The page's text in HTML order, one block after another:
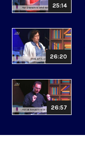
25:14
26:20
26:57